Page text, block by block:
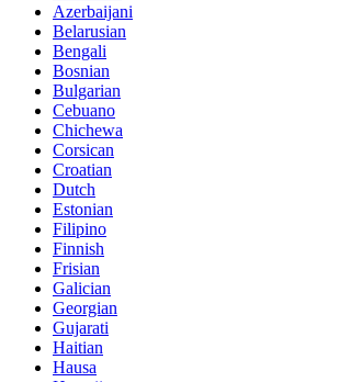
Azerbaijani
Belarusian
Bengali
Bosnian
Bulgarian
Cebuano
Chichewa
Corsican
Croatian
Dutch
Estonian
Filipino
Finnish
Frisian
Galician
Georgian
Gujarati
Haitian
Hausa